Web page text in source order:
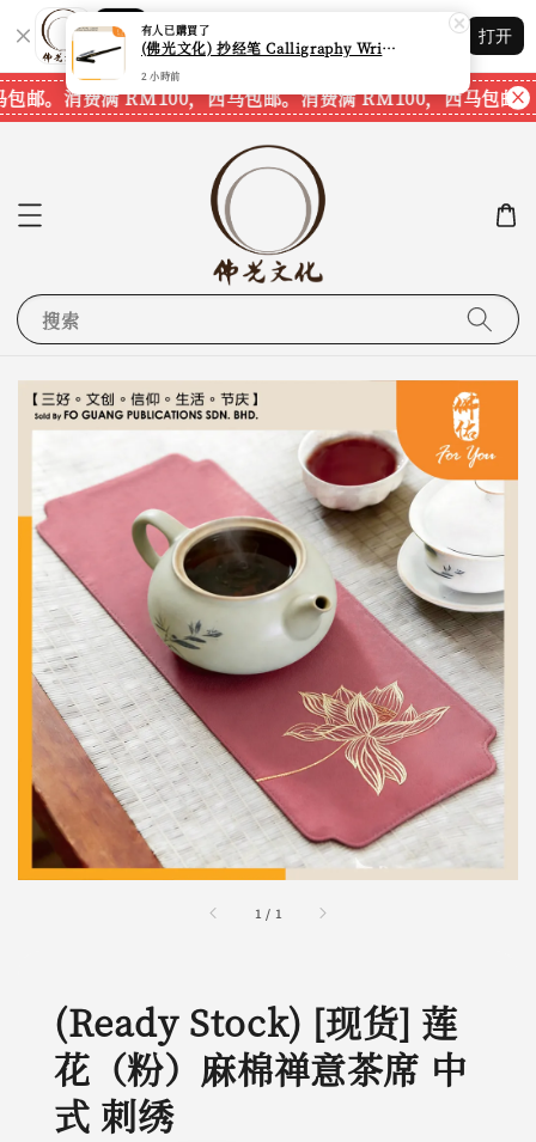
Shopping: 追踪您的订单
您信赖的商店
打开
邮。 消费满 RM100，西马包邮。消费满 RM100，西马包邮。
搜索
1 / 1
(Ready Stock) [现货] 莲
花（粉）麻棉禅意茶席 中
式 刺绣
有人已購買了
(佛光文化) 抄经笔 Calligraphy Writing Pen CP70 现货速发
2 小時前